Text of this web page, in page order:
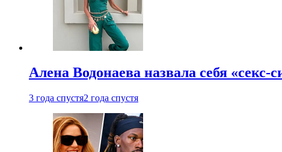
Алена Водонаева назвала себя «секс-
3 года спустя2 года спустя